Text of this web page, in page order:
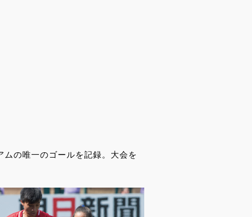
ムの唯一のゴールを記録。大会を